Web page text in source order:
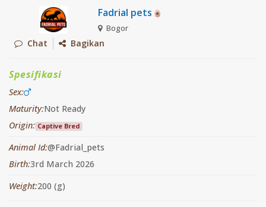
Fadrial pets
Bogor
Chat Bagikan
Spesifikasi
Sex:
Maturity:Not Ready
Origin: Captive Bred
Animal Id:@Fadrial_pets
Birth:3rd March 2026
Weight:200 (g)